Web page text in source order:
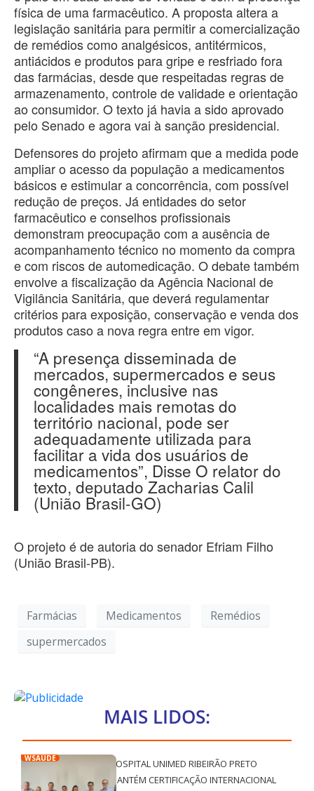
física de uma farmacêutico. A proposta altera a
legislação sanitária para permitir a comercialização
de remédios como analgésicos, antitérmicos,
antiácidos e produtos para gripe e resfriado fora
das farmácias, desde que respeitadas regras de
armazenamento, controle de validade e orientação
ao consumidor. O texto já havia a sido aprovado
pelo Senado e agora vai à sanção presidencial.
Defensores do projeto afirmam que a medida pode
ampliar o acesso da população a medicamentos
básicos e estimular a concorrência, com possível
redução de preços. Já entidades do setor
farmacêutico e conselhos profissionais
demonstram preocupação com a ausência de
acompanhamento técnico no momento da compra
e com riscos de automedicação. O debate também
envolve a fiscalização da Agência Nacional de
Vigilância Sanitária, que deverá regulamentar
critérios para exposição, conservação e venda dos
produtos caso a nova regra entre em vigor.
“A presença disseminada de
mercados, supermercados e seus
congêneres, inclusive nas
localidades mais remotas do
território nacional, pode ser
adequadamente utilizada para
facilitar a vida dos usuários de
medicamentos”, Disse O relator do
texto, deputado Zacharias Calil
(União Brasil-GO)
O projeto é de autoria do senador Efriam Filho
(União Brasil-PB).
Farmácias Medicamentos
Remédios
supermercados
MAIS LIDOS:
WSAÚDE
HOSPITAL UNIMED RIBEIRÃO PRETO
MANTÉM CERTIFICAÇÃO INTERNACIONAL